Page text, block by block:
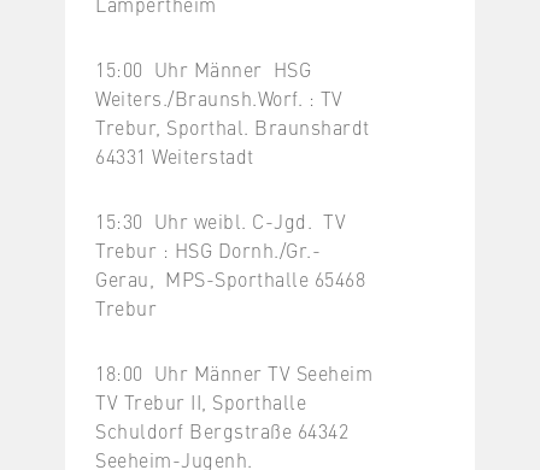
15:00 Uhr Männer HSG
Weiters./Braunsh.Worf. : TV
Trebur, Sporthal. Braunshardt
64331 Weiterstadt
15:30 Uhr weibl. C-Jgd. TV
Trebur : HSG Dornh./Gr.-
Gerau, MPS-Sporthalle 65468
Trebur
18:00 Uhr Männer TV Seeheim
TV Trebur II, Sporthalle
Schuldorf Bergstraße 64342
Seeheim-Jugenh.